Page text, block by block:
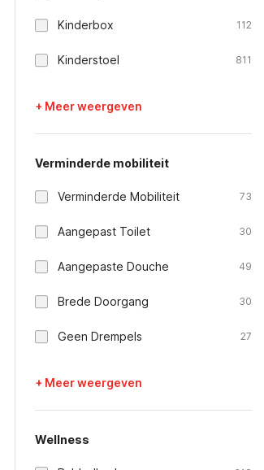
Kinderbox 112
Kinderstoel 811
+ Meer weergeven
Verminderde mobiliteit
Verminderde Mobiliteit 73
Aangepast Toilet 30
Aangepaste Douche 49
Brede Doorgang 30
Geen Drempels 27
+ Meer weergeven
Wellness